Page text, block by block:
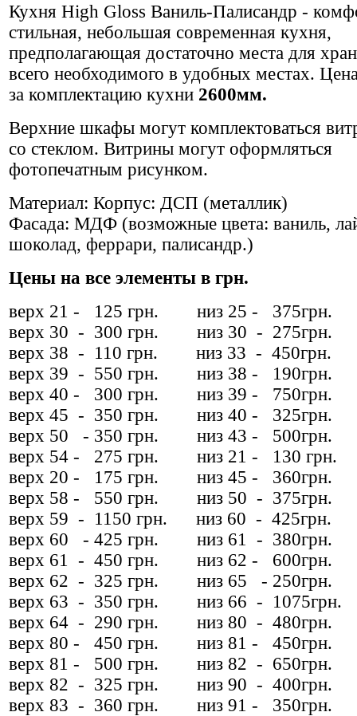
Кухня High Gloss Ваниль-Палисандр -
стильная, небольшая современная кухня,
предполагающая достаточно места для
всего необходимого в удобных местах.
за комплектацию кухни 2600мм.
Верхние шкафы могут комплектоваться
со стеклом. Витрины могут оформляться
фотопечатным рисунком.
Материал: Корпус: ДСП (металлик)
Фасада: МДФ (возможные цвета: ваниль,
шоколад, феррари, палисандр.)
Цены на все элементы в грн.
верх 21 - 125 грн. низ 25 - 375грн.
верх 30 - 300 грн. низ 30 - 275грн.
верх 38 - 110 грн. низ 33 - 450грн.
верх 39 - 550 грн. низ 38 - 190грн.
верх 40 - 300 грн. низ 39 - 750грн.
верх 45 - 350 грн. низ 40 - 325грн.
верх 50 - 350 грн. низ 43 - 500грн.
верх 54 - 275 грн. низ 21 - 130 грн.
верх 20 - 175 грн. низ 45 - 360грн.
верх 58 - 550 грн. низ 50 - 375грн.
верх 59 - 1150 грн. низ 60 - 425грн.
верх 60 - 425 грн. низ 61 - 380грн.
верх 61 - 450 грн. низ 62 - 600грн.
верх 62 - 325 грн. низ 65 - 250грн.
верх 63 - 350 грн. низ 66 - 1075грн.
верх 64 - 290 грн. низ 80 - 480грн.
верх 80 - 450 грн. низ 81 - 450грн.
верх 81 - 500 грн. низ 82 - 650грн.
верх 82 - 325 грн. низ 90 - 400грн.
верх 83 - 360 грн. низ 91 - 350грн.